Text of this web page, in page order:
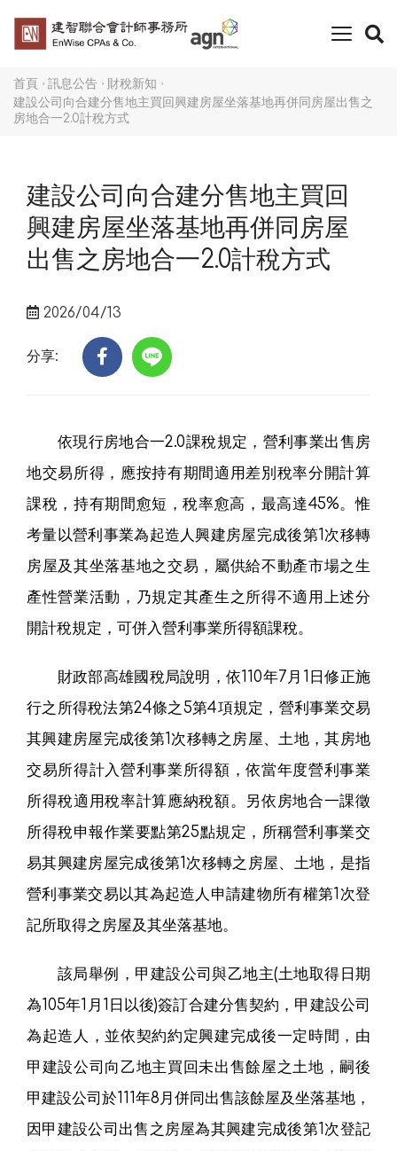
toggle
首頁 訊息公告
財稅新知
建設公司向合建分售地主買回興建房屋坐落基地再併同房屋出售之
房地合一2.0計稅方式
建設公司向合建分售地主買回
興建房屋坐落基地再併同房屋
出售之房地合一2.0計稅方式
2026/04/13
分享:
依現行房地合一2.0課稅規定，營利事業出售房
地交易所得，應按持有期間適用差別稅率分開計算
課稅，持有期間愈短，稅率愈高，最高達45%。惟
考量以營利事業為起造人興建房屋完成後第1次移轉
房屋及其坐落基地之交易，屬供給不動產市場之生
產性營業活動，乃規定其產生之所得不適用上述分
開計稅規定，可併入營利事業所得額課稅。
財政部高雄國稅局說明，依110年7月1日修正施
行之所得稅法第24條之5第4項規定，營利事業交易
其興建房屋完成後第1次移轉之房屋、土地，其房地
交易所得計入營利事業所得額，依當年度營利事業
所得稅適用稅率計算應納稅額。另依房地合一課徵
所得稅申報作業要點第25點規定，所稱營利事業交
易其興建房屋完成後第1次移轉之房屋、土地，是指
營利事業交易以其為起造人申請建物所有權第1次登
記所取得之房屋及其坐落基地。
該局舉例，甲建設公司與乙地主(土地取得日期
為105年1月1日以後)簽訂合建分售契約，甲建設公司
為起造人，並依契約約定興建完成後一定時間，由
甲建設公司向乙地主買回未出售餘屋之土地，嗣後
甲建設公司於111年8月併同出售該餘屋及坐落基地，
因甲建設公司出售之房屋為其興建完成後第1次登記